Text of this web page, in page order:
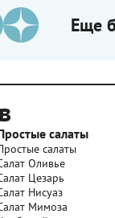
Еще
салаты
салаты
Оливье
Цезарь
Нисуаз
Мимоза